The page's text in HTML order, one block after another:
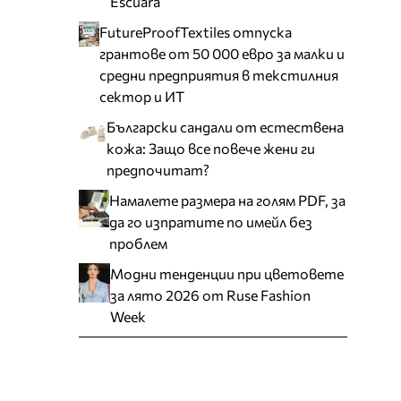
FutureProofTextiles отпуска
грантове от 50 000 евро за малки и
средни предприятия в текстилния
сектор и ИТ
Български сандали от естествена
кожа: Защо все повече жени ги
предпочитат?
Намалете размера на голям PDF, за
да го изпратите по имейл без
проблем
Модни тенденции при цветовете
за лято 2026 от Ruse Fashion
Week